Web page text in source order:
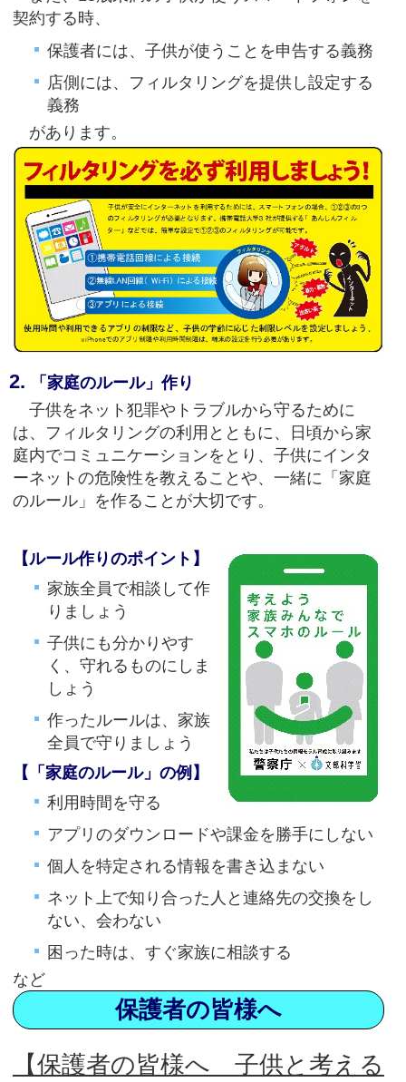
契約する時、
保護者には、子供が使うことを申告する義務
店側には、フィルタリングを提供し設定する
義務
があります。
「家庭のルール」作り
子供をネット犯罪やトラブルから守るために
は、フィルタリングの利用とともに、日頃から家
庭内でコミュニケーションをとり、子供にインタ
ーネットの危険性を教えることや、一緒に「家庭
のルール」を作ることが大切です。
【ルール作りのポイント】
家族全員で相談して作
りましょう
子供にも分かりやす
く、守れるものにしま
しょう
作ったルールは、家族
全員で守りましょう
【「家庭のルール」の例】
利用時間を守る
アプリのダウンロードや課金を勝手にしない
個人を特定される情報を書き込まない
ネット上で知り合った人と連絡先の交換をし
ない、会わない
困った時は、すぐ家族に相談する
など
保護者の皆様へ
【保護者の皆様へ 子供と考える